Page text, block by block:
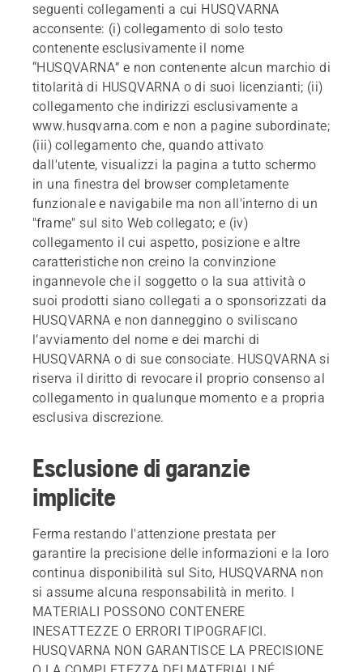
seguenti collegamenti a cui HUSQVARNA
acconsente: (i) collegamento di solo testo
contenente esclusivamente il nome
“HUSQVARNA” e non contenente alcun marchio di
titolarità di HUSQVARNA o di suoi licenzianti; (ii)
collegamento che indirizzi esclusivamente a
www.husqvarna.com e non a pagine subordinate;
(iii) collegamento che, quando attivato
dall'utente, visualizzi la pagina a tutto schermo
in una finestra del browser completamente
funzionale e navigabile ma non all'interno di un
"frame" sul sito Web collegato; e (iv)
collegamento il cui aspetto, posizione e altre
caratteristiche non creino la convinzione
ingannevole che il soggetto o la sua attività o
suoi prodotti siano collegati a o sponsorizzati da
HUSQVARNA e non danneggino o sviliscano
l’avviamento del nome e dei marchi di
HUSQVARNA o di sue consociate. HUSQVARNA si
riserva il diritto di revocare il proprio consenso al
collegamento in qualunque momento e a propria
esclusiva discrezione.
Esclusione di garanzie
implicite
Ferma restando l'attenzione prestata per
garantire la precisione delle informazioni e la loro
continua disponibilità sul Sito, HUSQVARNA non
si assume alcuna responsabilità in merito. I
MATERIALI POSSONO CONTENERE
INESATTEZZE O ERRORI TIPOGRAFICI.
HUSQVARNA NON GARANTISCE LA PRECISIONE